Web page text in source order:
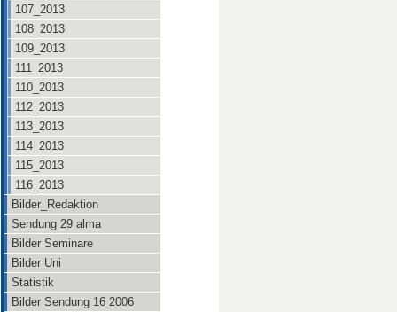
107_2013
108_2013
109_2013
111_2013
110_2013
112_2013
113_2013
114_2013
115_2013
116_2013
Bilder_Redaktion
Sendung 29 alma
Bilder Seminare
Bilder Uni
Statistik
Bilder Sendung 16 2006